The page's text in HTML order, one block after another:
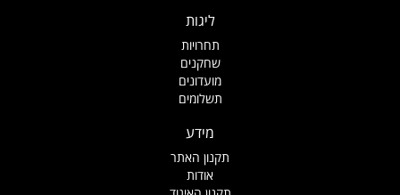
ליגות
תחרויות
שחקנים
מועדונים
תשלומים
מידע
תקנון האתר
אודות